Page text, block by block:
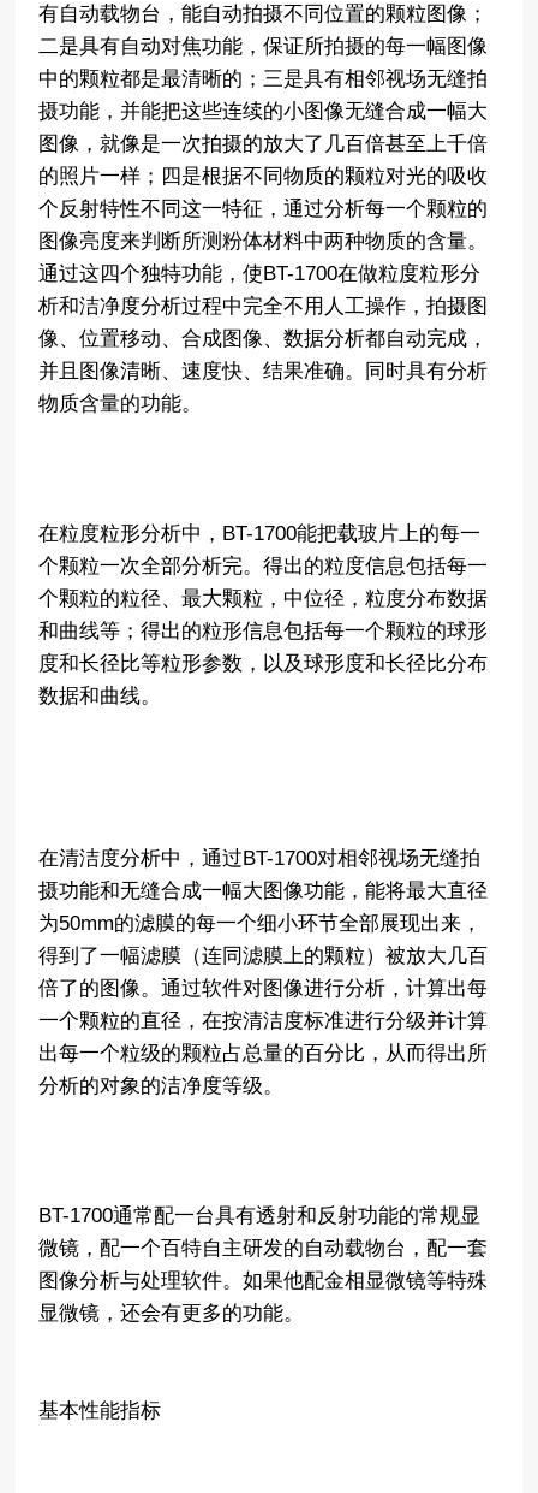
有自动载物台，能自动拍摄不同位置的颗粒图像；
二是具有自动对焦功能，保证所拍摄的每一幅图像
中的颗粒都是最清晰的；三是具有相邻视场无缝拍
摄功能，并能把这些连续的小图像无缝合成一幅大
图像，就像是一次拍摄的放大了几百倍甚至上千倍
的照片一样；四是根据不同物质的颗粒对光的吸收
个反射特性不同这一特征，通过分析每一个颗粒的
图像亮度来判断所测粉体材料中两种物质的含量。
通过这四个独特功能，使BT-1700在做粒度粒形分
析和洁净度分析过程中完全不用人工操作，拍摄图
像、位置移动、合成图像、数据分析都自动完成，
并且图像清晰、速度快、结果准确。同时具有分析
物质含量的功能。
在粒度粒形分析中，BT-1700能把载玻片上的每一
个颗粒一次全部分析完。得出的粒度信息包括每一
个颗粒的粒径、最大颗粒，中位径，粒度分布数据
和曲线等；得出的粒形信息包括每一个颗粒的球形
度和长径比等粒形参数，以及球形度和长径比分布
数据和曲线。
在清洁度分析中，通过BT-1700对相邻视场无缝拍
摄功能和无缝合成一幅大图像功能，能将最大直径
为50mm的滤膜的每一个细小环节全部展现出来，
得到了一幅滤膜（连同滤膜上的颗粒）被放大几百
倍了的图像。通过软件对图像进行分析，计算出每
一个颗粒的直径，在按清洁度标准进行分级并计算
出每一个粒级的颗粒占总量的百分比，从而得出所
分析的对象的洁净度等级。
BT-1700通常配一台具有透射和反射功能的常规显
微镜，配一个百特自主研发的自动载物台，配一套
图像分析与处理软件。如果他配金相显微镜等特殊
显微镜，还会有更多的功能。
基本性能指标